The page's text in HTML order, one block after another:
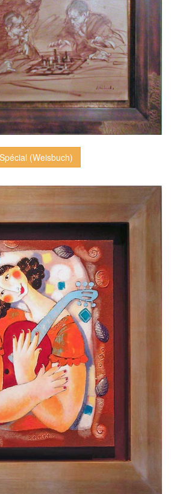
Spécial (Weisbuch)